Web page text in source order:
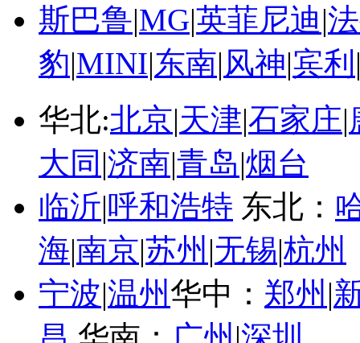
斯巴鲁|MG|英菲尼迪|
豹|MINI|东南|风神|宾利
华北:北京|天津|石家庄|
大同 |济南|青岛|烟台
临沂|呼和浩特 东北：
海|南京|苏州 |无锡|杭州
宁波|温州华中： 郑州 |